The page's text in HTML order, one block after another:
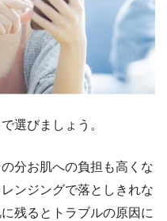
選びましょう。
分お肌への負担も高くな
ンジングで落としきれな
残るとトラブルの原因に